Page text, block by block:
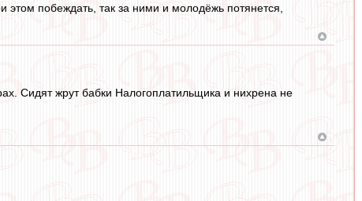
этом побеждать, так за ними и молодёжь потянется,
Сидят жрут бабки Налогоплатильщика и нихрена не